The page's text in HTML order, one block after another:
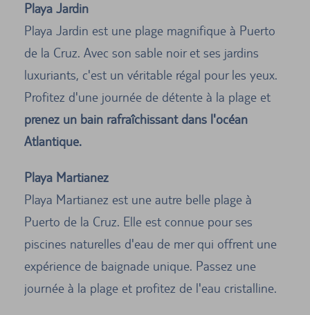
Playa Jardin
Playa Jardin est une plage magnifique à Puerto
de la Cruz. Avec son sable noir et ses jardins
luxuriants, c'est un véritable régal pour les yeux.
Profitez d'une journée de détente à la plage et
prenez un bain rafraîchissant dans l'océan
Atlantique.
Playa Martianez
Playa Martianez est une autre belle plage à
Puerto de la Cruz. Elle est connue pour ses
piscines naturelles d'eau de mer qui offrent une
expérience de baignade unique. Passez une
journée à la plage et profitez de l'eau cristalline.